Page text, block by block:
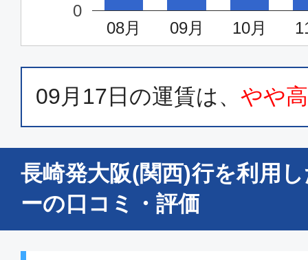
08月 09月 10月
0
09月17日 の運賃は、 やや
長崎発大阪(関西)行を利用
ーの口コミ・評価